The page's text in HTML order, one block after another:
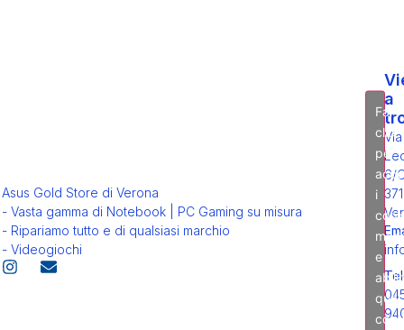
Asus Gold Store di Verona
- Vasta gamma di Notebook | PC Gaming su misura
- Ripariamo tutto e di qualsiasi marchio
- Videogiochi
a
Via
6/
Fai
clic
per
i
e